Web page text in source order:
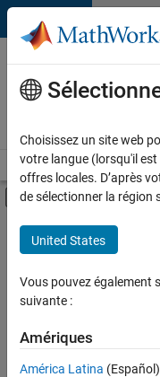
Passer au contenu
Votre
carrière
chez
Accueil Explorer nos
Activer/
Contenu principal
FILTRER PAR
Programme destiné aux nouvelles
Infrastructure et
Ingénierie de la qualité
Choisissez un site web
votre langue (lorsqu'il
offres locales. D’après
de sélectionner la région
United States
Vous pouvez également
suivante :
Amériques
América Latina (Español)